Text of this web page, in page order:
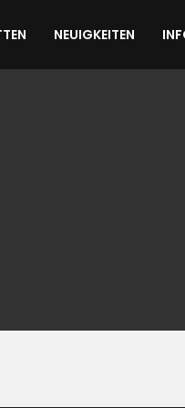
NEUIGKEITEN